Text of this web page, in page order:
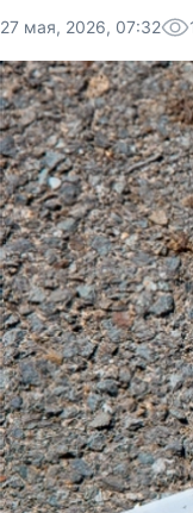
27 мая, 2026, 07:32